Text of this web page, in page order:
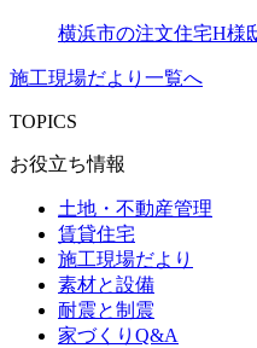
横浜市の注文住宅H様
施工現場だより一覧へ
TOPICS
お役立ち情報
土地・不動産管理
賃貸住宅
施工現場だより
素材と設備
耐震と制震
家づくりQ&A